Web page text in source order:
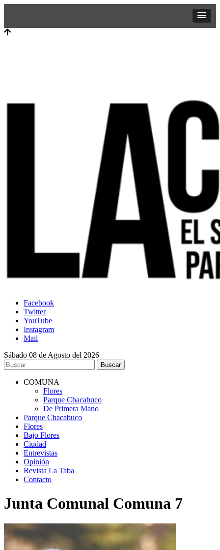
Facebook
Twitter
YouTube
Instagram
Mail
Sábado 08 de Agosto del 2026
COMUNA
Flores
Parque Chacabuco
De Primera Mano
Parque Chacabuco
Flores
Bajo Flores
Ciudad
Entrevistas
Opinión
Revista La Taba
Contacto
Junta Comunal Comuna 7